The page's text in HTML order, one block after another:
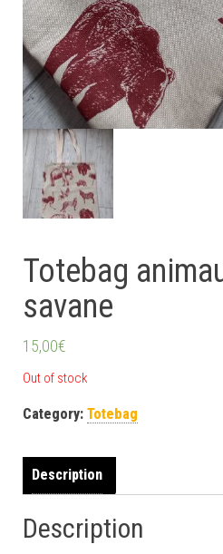
Totebag
savane
15,00€
Out of stock
Category: Totebag
Description
Description